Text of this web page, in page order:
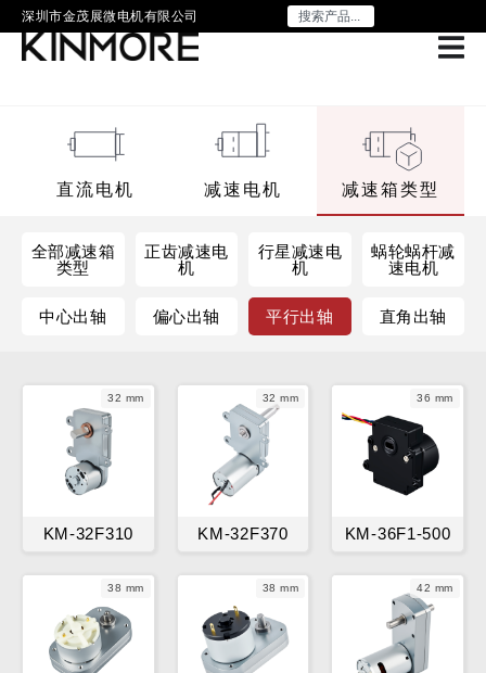
深圳市金茂展微电机有限公司
直流电机 减速电机 减速箱类型
全部减速箱
类型
正齿减速电
机
行星减速电
机
蜗轮蜗杆减
速电机
中心出轴 偏心出轴 平行出轴 直角出轴
32 mm
KM-32F310
32 mm
KM-32F370
36 mm
KM-36F1-500
38 mm 38 mm 42 mm